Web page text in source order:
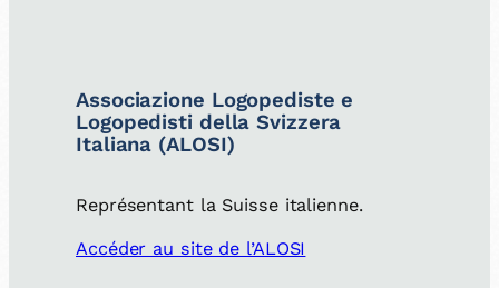
Associazione Logopediste e
Logopedisti della Svizzera
Italiana (ALOSI)
Représentant la Suisse italienne.
Accéder au site de l’ALOSI